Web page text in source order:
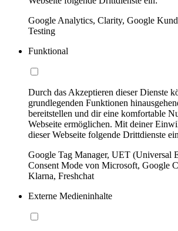
Google Analytics, Clarity, Google
Testing
Funktional
Durch das Akzeptieren dieser Dienste
grundlegenden Funktionen
bereitstellen und dir eine komfortable
Webseite ermöglichen. Mit deiner
dieser Webseite folgende Drittdienste
Google Tag Manager, UET (Universal
Consent Mode von Microsoft, Google
Klarna, Freshchat
Externe Medieninhalte